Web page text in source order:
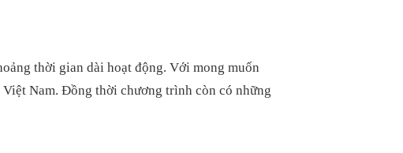
thời gian dài hoạt động. Với mong muốn
Nam. Đồng thời chương trình còn có những